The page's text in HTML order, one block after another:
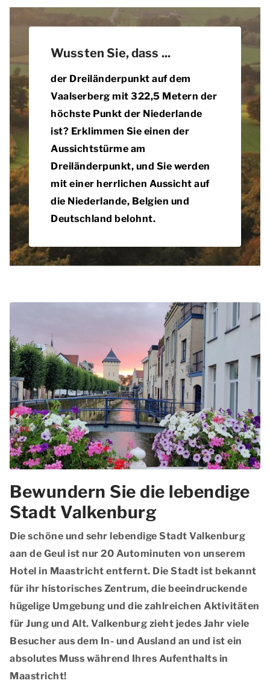
Wussten Sie, dass ...
der Dreiländerpunkt auf dem
Vaalserberg mit 322,5 Metern der
höchste Punkt der Niederlande
ist? Erklimmen Sie einen der
Aussichtstürme am
Dreiländerpunkt, und Sie werden
mit einer herrlichen Aussicht auf
die Niederlande, Belgien und
Deutschland belohnt.
Bewundern Sie die lebendige
Stadt Valkenburg
Die schöne und sehr lebendige Stadt Valkenburg
aan de Geul ist nur 20 Autominuten von unserem
Hotel in Maastricht entfernt. Die Stadt ist bekannt
für ihr historisches Zentrum, die beeindruckende
hügelige Umgebung und die zahlreichen Aktivitäten
für Jung und Alt. Valkenburg zieht jedes Jahr viele
Besucher aus dem In- und Ausland an und ist ein
absolutes Muss während Ihres Aufenthalts in
Maastricht!